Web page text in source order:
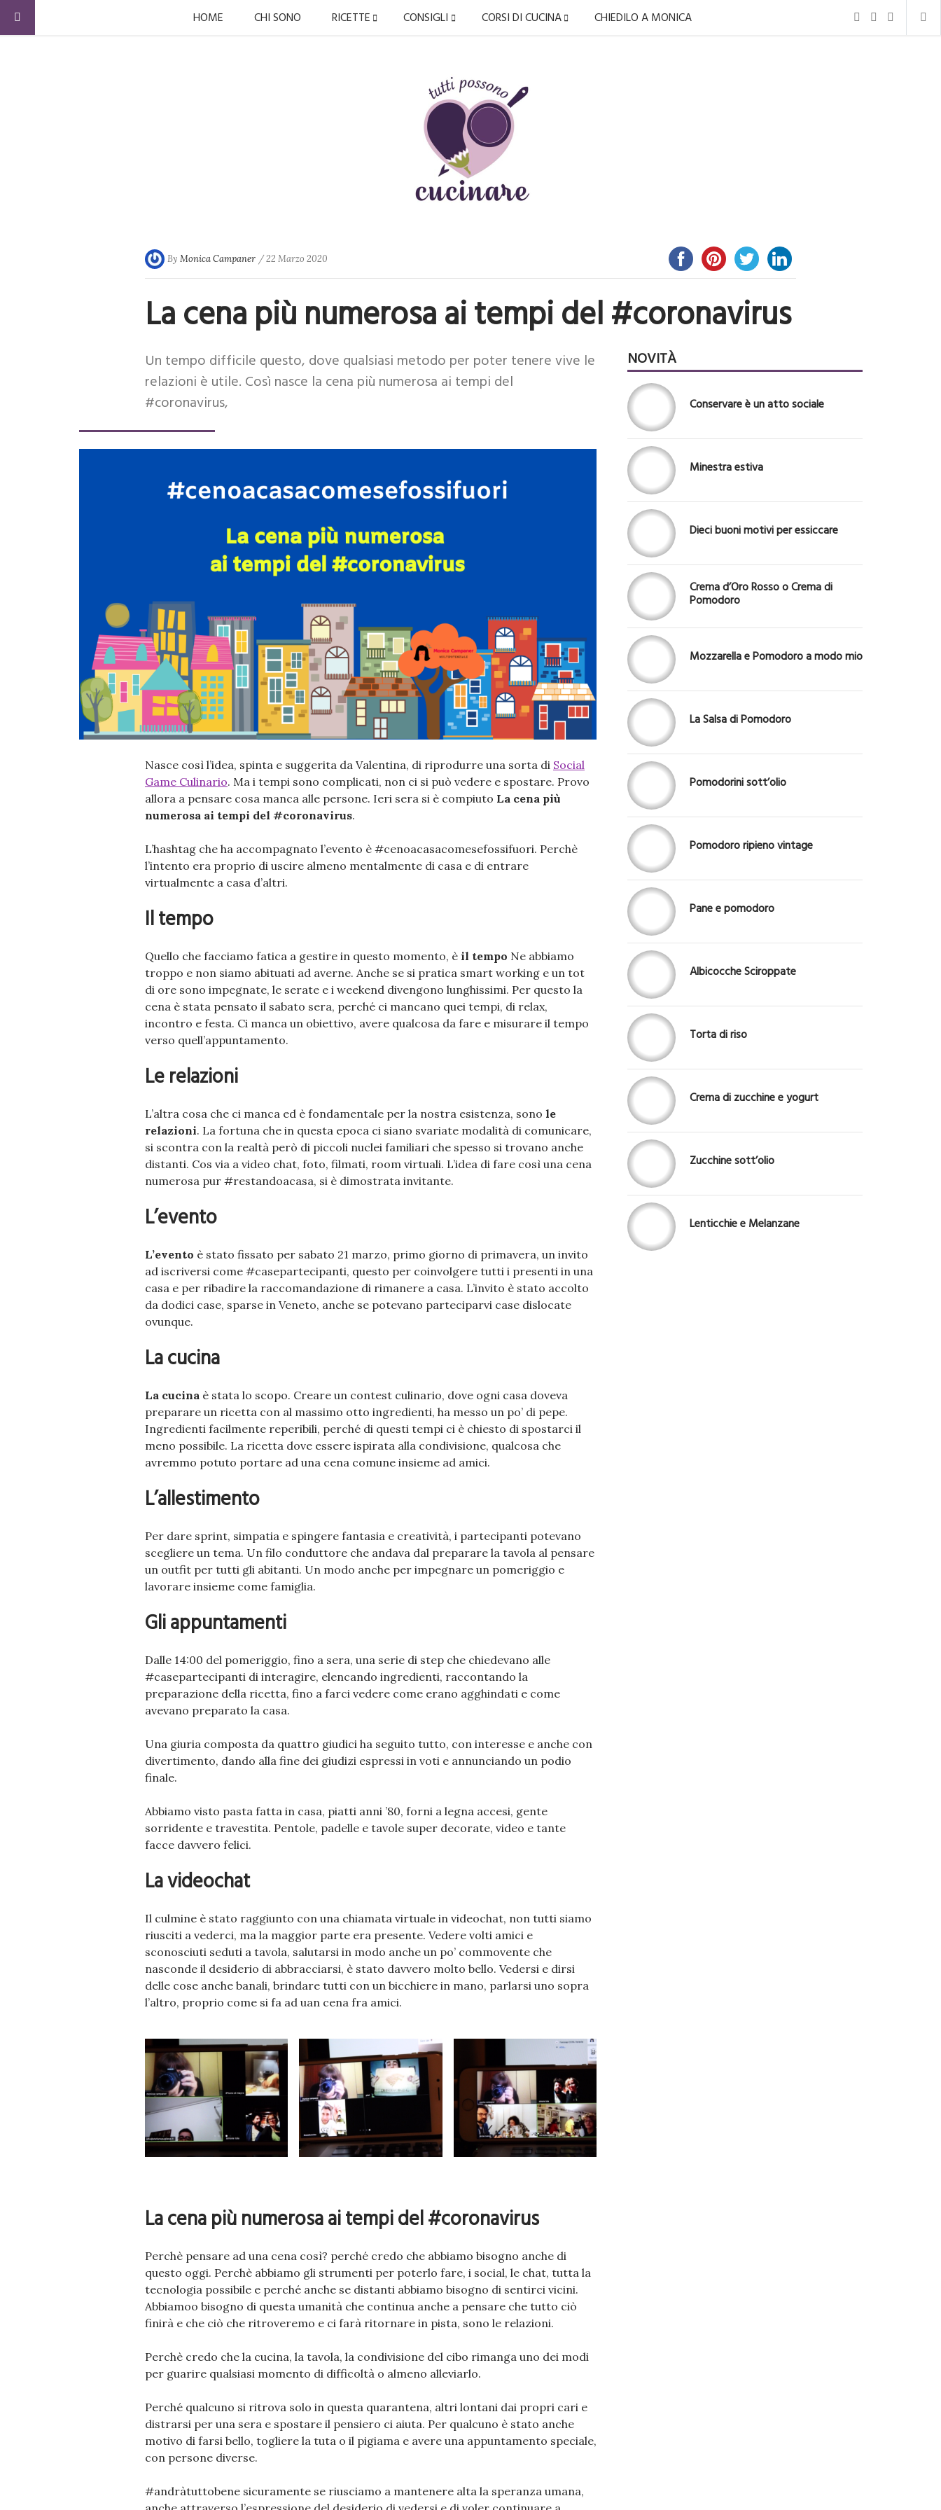
HOME CHI SONO RICETTE CONSIGLI CORSI DI CUCINA CHIEDILO A MONICA
By Monica Campaner / 22 Marzo 2020
La cena più numerosa ai tempi del #coronavirus
Un tempo difficile questo, dove qualsiasi metodo per poter tenere vive le
relazioni è utile. Così nasce la cena più numerosa ai tempi del
#coronavirus,
Nasce così l’idea, spinta e suggerita da Valentina, di riprodurre una sorta di Social
Game Culinario. Ma i tempi sono complicati, non ci si può vedere e spostare. Provo
allora a pensare cosa manca alle persone. Ieri sera si è compiuto La cena più
numerosa ai tempi del #coronavirus.
L’hashtag che ha accompagnato l’evento è #cenoacasacomesefossifuori. Perchè
l’intento era proprio di uscire almeno mentalmente di casa e di entrare
virtualmente a casa d’altri.
Il tempo
Quello che facciamo fatica a gestire in questo momento, è il tempo Ne abbiamo
troppo e non siamo abituati ad averne. Anche se si pratica smart working e un tot
di ore sono impegnate, le serate e i weekend divengono lunghissimi. Per questo la
cena è stata pensato il sabato sera, perché ci mancano quei tempi, di relax,
incontro e festa. Ci manca un obiettivo, avere qualcosa da fare e misurare il tempo
verso quell’appuntamento.
Le relazioni
L’altra cosa che ci manca ed è fondamentale per la nostra esistenza, sono le
relazioni. La fortuna che in questa epoca ci siano svariate modalità di comunicare,
si scontra con la realtà però di piccoli nuclei familiari che spesso si trovano anche
distanti. Cos via a video chat, foto, filmati, room virtuali. L’idea di fare così una cena
numerosa pur #restandoacasa, si è dimostrata invitante.
L’evento
L’evento è stato fissato per sabato 21 marzo, primo giorno di primavera, un invito
ad iscriversi come #casepartecipanti, questo per coinvolgere tutti i presenti in una
casa e per ribadire la raccomandazione di rimanere a casa. L’invito è stato accolto
da dodici case, sparse in Veneto, anche se potevano parteciparvi case dislocate
ovunque.
La cucina
La cucina è stata lo scopo. Creare un contest culinario, dove ogni casa doveva
preparare un ricetta con al massimo otto ingredienti, ha messo un po’ di pepe.
Ingredienti facilmente reperibili, perché di questi tempi ci è chiesto di spostarci il
meno possibile. La ricetta dove essere ispirata alla condivisione, qualcosa che
avremmo potuto portare ad una cena comune insieme ad amici.
L’allestimento
Per dare sprint, simpatia e spingere fantasia e creatività, i partecipanti potevano
scegliere un tema. Un filo conduttore che andava dal preparare la tavola al pensare
un outfit per tutti gli abitanti. Un modo anche per impegnare un pomeriggio e
lavorare insieme come famiglia.
Gli appuntamenti
Dalle 14:00 del pomeriggio, fino a sera, una serie di step che chiedevano alle
#casepartecipanti di interagire, elencando ingredienti, raccontando la
preparazione della ricetta, fino a farci vedere come erano agghindati e come
avevano preparato la casa.
Una giuria composta da quattro giudici ha seguito tutto, con interesse e anche con
divertimento, dando alla fine dei giudizi espressi in voti e annunciando un podio
finale.
Abbiamo visto pasta fatta in casa, piatti anni ’80, forni a legna accesi, gente
sorridente e travestita. Pentole, padelle e tavole super decorate, video e tante
facce davvero felici.
La videochat
Il culmine è stato raggiunto con una chiamata virtuale in videochat, non tutti siamo
riusciti a vederci, ma la maggior parte era presente. Vedere volti amici e
sconosciuti seduti a tavola, salutarsi in modo anche un po’ commovente che
nasconde il desiderio di abbracciarsi, è stato davvero molto bello. Vedersi e dirsi
delle cose anche banali, brindare tutti con un bicchiere in mano, parlarsi uno sopra
l’altro, proprio come si fa ad uan cena fra amici.
La cena più numerosa ai tempi del #coronavirus
Perchè pensare ad una cena così? perché credo che abbiamo bisogno anche di
questo oggi. Perchè abbiamo gli strumenti per poterlo fare, i social, le chat, tutta la
tecnologia possibile e perché anche se distanti abbiamo bisogno di sentirci vicini.
Abbiamoo bisogno di questa umanità che continua anche a pensare che tutto ciò
finirà e che ciò che ritroveremo e ci farà ritornare in pista, sono le relazioni.
Perchè credo che la cucina, la tavola, la condivisione del cibo rimanga uno dei modi
per guarire qualsiasi momento di difficoltà o almeno alleviarlo.
Perché qualcuno si ritrova solo in questa quarantena, altri lontani dai propri cari e
distrarsi per una sera e spostare il pensiero ci aiuta. Per qualcuno è stato anche
motivo di farsi bello, togliere la tuta o il pigiama e avere una appuntamento speciale,
con persone diverse.
#andràtuttobene sicuramente se riusciamo a mantenere alta la speranza umana,
NOVITÀ
Conservare è un atto sociale
Minestra estiva
Dieci buoni motivi per essiccare
Crema d’Oro Rosso o Crema di
Pomodoro
Mozzarella e Pomodoro a modo mio
La Salsa di Pomodoro
Pomodorini sott’olio
Pomodoro ripieno vintage
Pane e pomodoro
Albicocche Sciroppate
Torta di riso
Crema di zucchine e yogurt
Zucchine sott’olio
Lenticchie e Melanzane